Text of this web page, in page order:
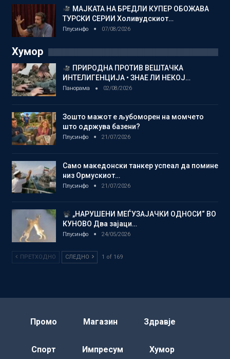
МАЈКАТА НА БРЕДЛИ КУПЕР ОБОЖАВА
ТУРСКИ СЕРИИ Холивудскиот…
Плусинфо 07/08/2026
Хумор
ПРИРОДНА ПРОТИВ ВЕШТАЧКА
ИНТЕЛИГЕНЦИЈА • ЗНАЕ ЛИ НЕКОЈ…
Панорама 02/08/2026
Зошто мажот е љубоморен на момчето
што одржува базени?
Плусинфо 21/07/2026
Само македонски танкер успеал да помине
низ Ормускиот…
Плусинфо 21/07/2026
„НАРУШЕНИ МЕЃУЗАЈАЧКИ ОДНОСИ“ ВО
КУНОВО Два зајаци…
Плусинфо 24/05/2026
ПРЕТХОДНО СЛЕДНО 1 of 169
Промо Магазин Здравје
Спорт Импресум Хумор